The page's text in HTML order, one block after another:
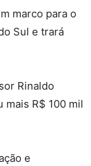
marco para o
Sul e trará
Rinaldo
mais R$ 100 mil
e